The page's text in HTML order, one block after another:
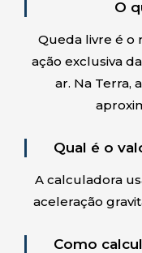
O
Queda livre é o
ação exclusiva
ar. Na Terra,
Qual é o
A calculadora
aceleração
Como